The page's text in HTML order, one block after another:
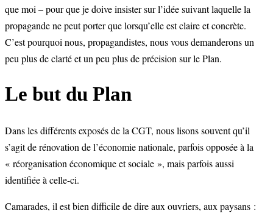
que moi – pour que je doive insister sur l’idée suivant laquelle la
propagande ne peut porter que lorsqu’elle est claire et concrète.
C’est pourquoi nous, propagandistes, nous vous demanderons un
peu plus de clarté et un peu plus de précision sur le Plan.
Le but du Plan
Dans les différents exposés de la CGT, nous lisons souvent qu’il
s’agit de rénovation de l’économie nationale, parfois opposée à la
« réorganisation économique et sociale », mais parfois aussi
identifiée à celle-ci.
Camarades, il est bien difficile de dire aux ouvriers, aux paysans :